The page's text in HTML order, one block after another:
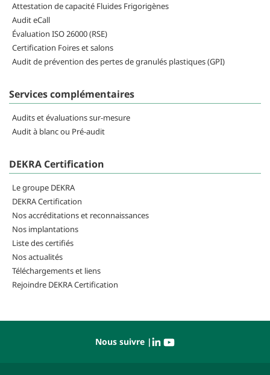
Attestation de capacité Fluides Frigorigènes
Audit eCall
Évaluation ISO 26000 (RSE)
Certification Foires et salons
Audit de prévention des pertes de granulés plastiques (GPI)
Services complémentaires
Audits et évaluations sur-mesure
Audit à blanc ou Pré-audit
DEKRA Certification
Le groupe DEKRA
DEKRA Certification
Nos accréditations et reconnaissances
Nos implantations
Liste des certifiés
Nos actualités
Téléchargements et liens
Rejoindre DEKRA Certification
Nous suivre |